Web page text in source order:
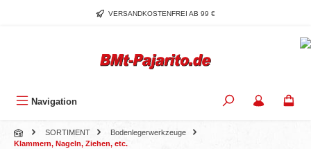
Zum Hauptinhalt springenVERSANDKOSTENFREI AB 99 €
Navigation
SORTIMENT
Bodenlegerwerkzeuge
Klammern, Nageln, Ziehen, etc.